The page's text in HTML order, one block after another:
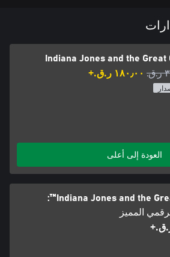
Indiana Jones and the Great
١٨٠٫٠٠ ر.ق.‏+
العودة إلى أعلى
Indiana Jones and the Great Circle™:
المميز